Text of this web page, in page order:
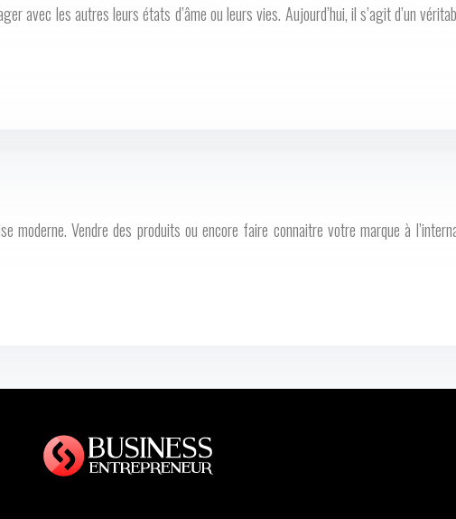
avec les autres leurs états d’âme ou leurs vies. Aujourd’hui, il s’agit d’un
moderne. Vendre des produits ou encore faire connaitre votre marque à